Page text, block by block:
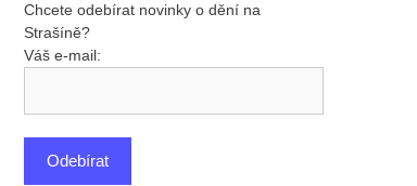
Chcete odebírat novinky o dění na
Strašíně?
Váš e-mail: